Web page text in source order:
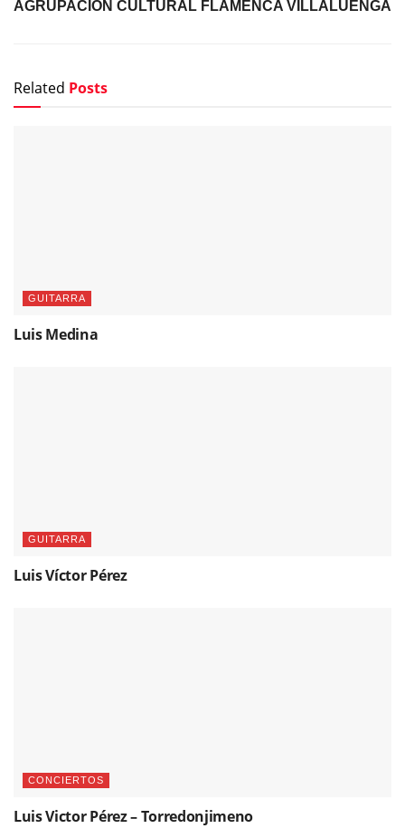
AGRUPACIÓN CULTURAL FLAMENCA VILLALUENGA
Related Posts
GUITARRA
Luis Medina
GUITARRA
Luis Víctor Pérez
CONCIERTOS
Luis Victor Pérez – Torredonjimeno